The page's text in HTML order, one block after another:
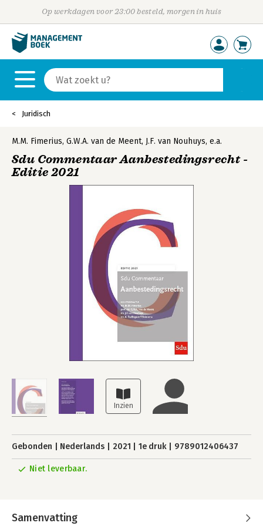
Op werkdagen voor 23:00 besteld, morgen in huis
Juridisch
M.M. Fimerius, G.W.A. van de Meent, J.F. van Nouhuys, e.a.
Sdu Commentaar Aanbestedingsrecht -
Editie 2021
Gebonden Nederlands 2021 1e druk 9789012406437
Niet leverbaar.
Samenvatting